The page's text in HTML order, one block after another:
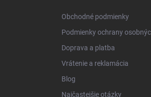
Obchodné podmienky
Podmienky ochrany
Doprava a platba
Vrátenie a reklamácia
Blog
Najčastejšie otázky